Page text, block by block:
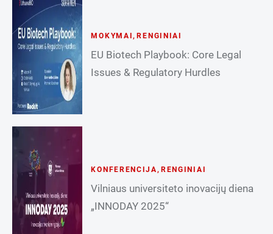
MOKYMAI ,RENGINIAI
EU Biotech Playbook: Core Legal
Issues & Regulatory Hurdles
KONFERENCIJA , RENGINIAI
Vilniaus universiteto inovacijų diena
„INNODAY 2025“